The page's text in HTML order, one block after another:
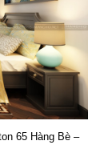
65 Hàng Bè –